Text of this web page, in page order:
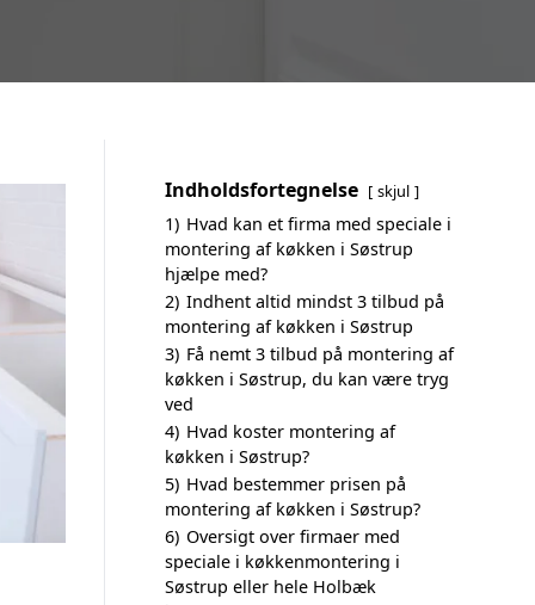
Indholdsfortegnelse skjul
1) Hvad kan et firma med speciale i
montering af køkken i Søstrup
hjælpe med?
2) Indhent altid mindst 3 tilbud på
montering af køkken i Søstrup
3) Få nemt 3 tilbud på montering af
køkken i Søstrup, du kan være tryg
ved
4) Hvad koster montering af
køkken i Søstrup?
5) Hvad bestemmer prisen på
montering af køkken i Søstrup?
6) Oversigt over firmaer med
speciale i køkkenmontering i
Søstrup eller hele Holbæk